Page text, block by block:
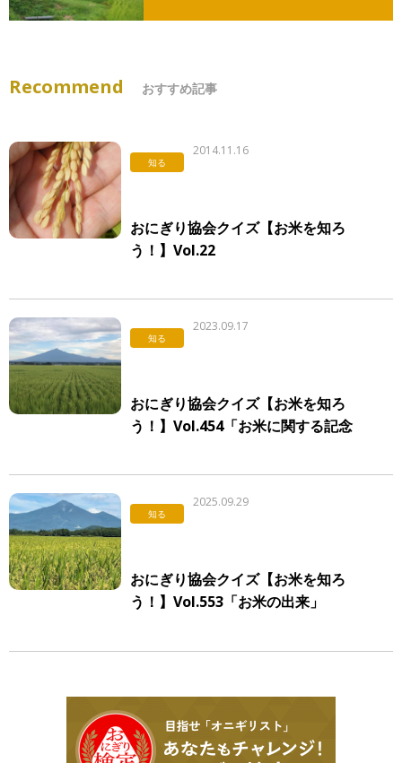
Recommend おすすめ記事
知る
2014.11.16
おにぎり協会クイズ【お米を知ろ
う！】Vol.22
知る
2023.09.17
おにぎり協会クイズ【お米を知ろ
う！】Vol.454「お米に関する記念
知る
2025.09.29
おにぎり協会クイズ【お米を知ろ
う！】Vol.553「お米の出来」